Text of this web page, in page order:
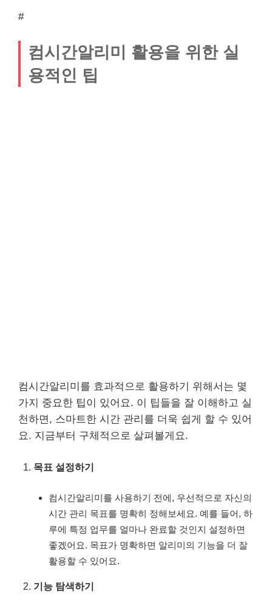
#
컴시간알리미 활용을 위한 실
용적인 팁
컴시간알리미를 효과적으로 활용하기 위해서는 몇
가지 중요한 팁이 있어요. 이 팁들을 잘 이해하고 실
천하면, 스마트한 시간 관리를 더욱 쉽게 할 수 있어
요. 지금부터 구체적으로 살펴볼게요.
목표 설정하기
컴시간알리미를 사용하기 전에, 우선적으로 자신의
시간 관리 목표를 명확히 정해보세요. 예를 들어, 하
루에 특정 업무를 얼마나 완료할 것인지 설정하면
좋겠어요. 목표가 명확하면 알리미의 기능을 더 잘
활용할 수 있어요.
기능 탐색하기